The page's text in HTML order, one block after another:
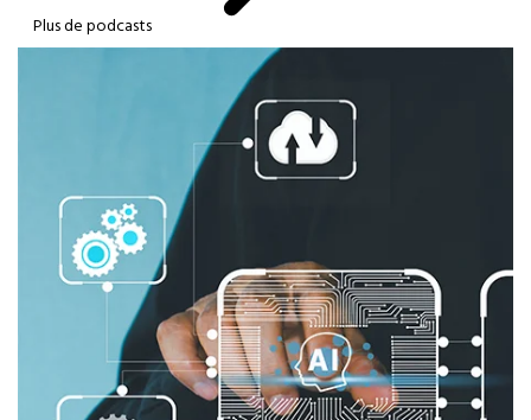
Plus de podcasts